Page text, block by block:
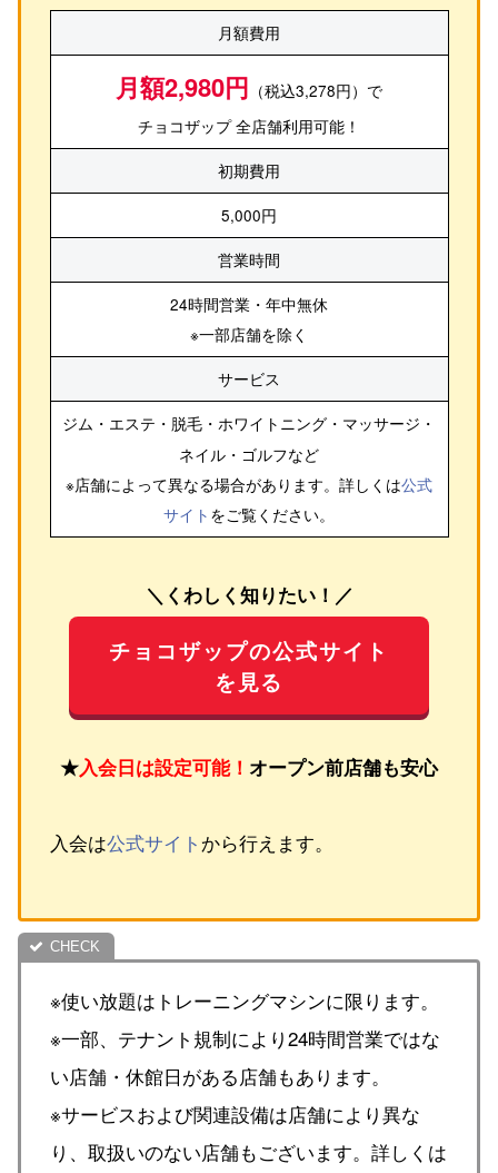
月額費用
月額2,980円 （税込3,278円）で
チョコザップ 全店舗利用可能！
初期費用
5,000円
営業時間
24時間営業・年中無休
※一部店舗を除く
サービス
ジム・エステ・脱毛・ホワイトニング・マッサージ・
ネイル・ゴルフなど
※店舗によって異なる場合があります。詳しくは公式
サイト をご覧ください。
＼くわしく知りたい！／
チョコザップの公式サイト
を見る
★入会日は設定可能！ オープン前店舗も安心
入会は公式サイト から行えます。
※使い放題はトレーニングマシンに限ります。
※一部、テナント規制により24時間営業ではな
い店舗・休館日がある店舗もあります。
※サービスおよび関連設備は店舗により異な
り、取扱いのない店舗もございます。詳しくは